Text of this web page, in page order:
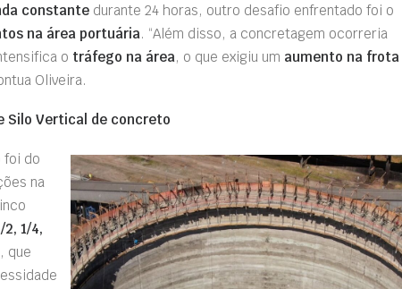
constante durante 24 horas, outro desafio enfrentado foi o
na área portuária. “Além disso, a concretagem ocorreria
o tráfego na área, o que exigiu um aumento na frota
Oliveira.
Silo Vertical de concreto
foi do
na
1/4,
, que